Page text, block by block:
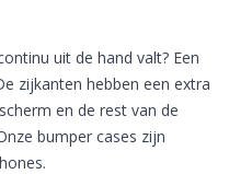
uit de hand valt? Een
zijkanten hebben een extra
en de rest van de
bumper cases zijn